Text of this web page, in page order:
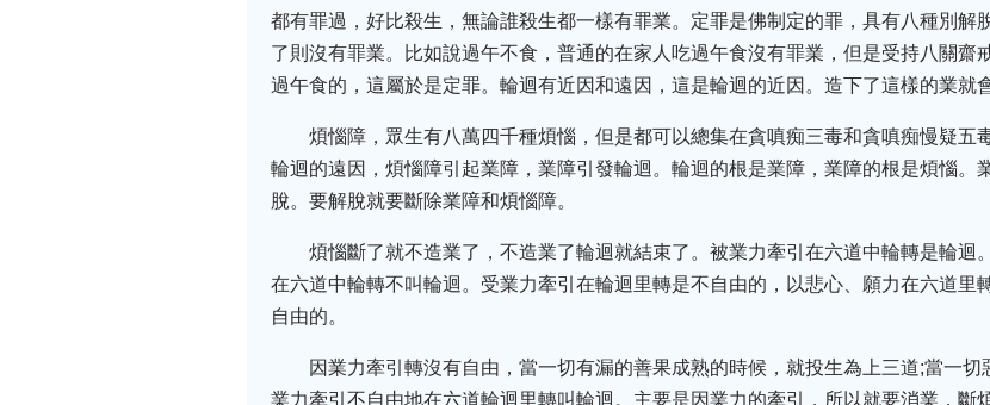
都有罪過，好比殺生，無論誰殺生都一樣有罪業。定罪是佛制定的罪，具有八種別解
了則沒有罪業。比如說過午不食，普通的在家人吃過午食沒有罪業，但是受持八關齋
過午食的，這屬於是定罪。輪迴有近因和遠因，這是輪迴的近因。造下了這樣的業就
煩惱障，眾生有八萬四千種煩惱，但是都可以總集在貪嗔痴三毒和貪嗔痴慢疑五
輪迴的遠因，煩惱障引起業障，業障引發輪迴。輪迴的根是業障，業障的根是煩惱。
脫。要解脫就要斷除業障和煩惱障。
煩惱斷了就不造業了，不造業了輪迴就結束了。被業力牽引在六道中輪轉是輪迴
在六道中輪轉不叫輪迴。受業力牽引在輪迴里轉是不自由的，以悲心、願力在六道里
自由的。
因業力牽引轉沒有自由，當一切有漏的善果成熟的時候，就投生為上三道;當一
業力牽引不自由地在六道輪迴里轉叫輪迴。主要是因業力的牽引，所以就要消業，斷